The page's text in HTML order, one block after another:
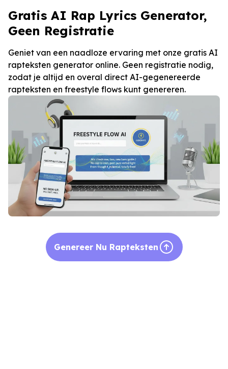
Gratis AI Rap Lyrics Generator,
Geen Registratie
Geniet van een naadloze ervaring met onze gratis AI
rapteksten generator online. Geen registratie nodig,
zodat je altijd en overal direct AI-gegenereerde
rapteksten en freestyle flows kunt genereren.
Genereer Nu Rapteksten